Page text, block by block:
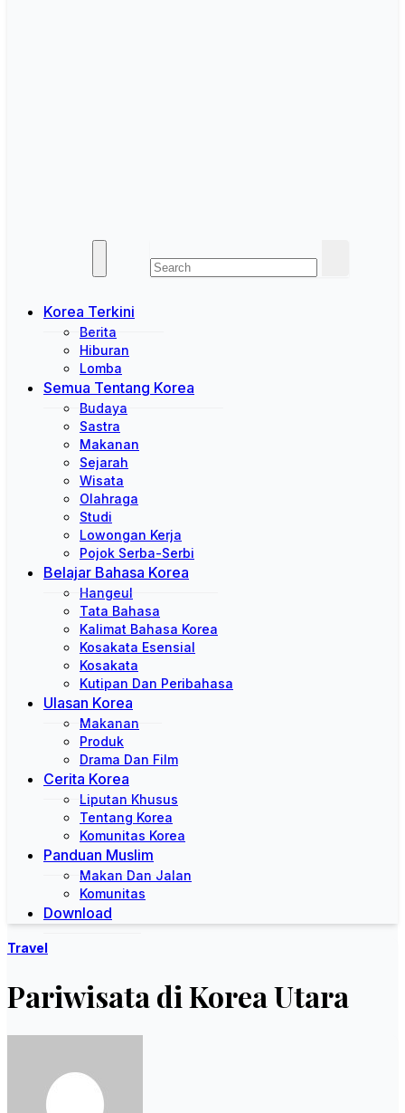
Korea Terkini
Berita
Hiburan
Lomba
Semua Tentang Korea
Budaya
Sastra
Makanan
Sejarah
Wisata
Olahraga
Studi
Lowongan Kerja
Pojok Serba-Serbi
Belajar Bahasa Korea
Hangeul
Tata Bahasa
Kalimat Bahasa Korea
Kosakata Esensial
Kosakata
Kutipan Dan Peribahasa
Ulasan Korea
Makanan
Produk
Drama Dan Film
Cerita Korea
Liputan Khusus
Tentang Korea
Komunitas Korea
Panduan Muslim
Makan Dan Jalan
Komunitas
Download
Travel
Pariwisata di Korea Utara